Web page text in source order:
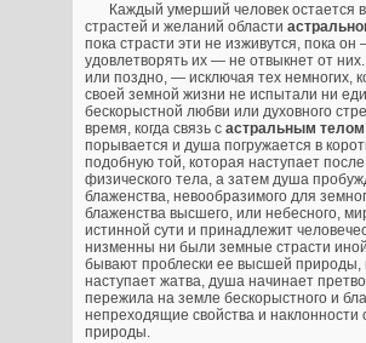
Каждый умерший человек остается
страстей и желаний области
пока страсти эти не изживутся, пока
удовлетворять их — не отвыкнет от
или поздно, — исключая тех немногих,
своей земной жизни не испытали ни
бескорыстной любви или духовного
время, когда связь с астральным телом
порывается и душа погружается в
подобную той, которая наступает
физического тела, а затем душа
блаженства, невообразимого для
блаженства высшего, или небесного,
истинной сути и принадлежит
низменны ни были земные страсти
бывают проблески ее высшей природы,
наступает жатва, душа начинает
пережила на земле бескорыстного и
непреходящие свойства и наклонности
природы.